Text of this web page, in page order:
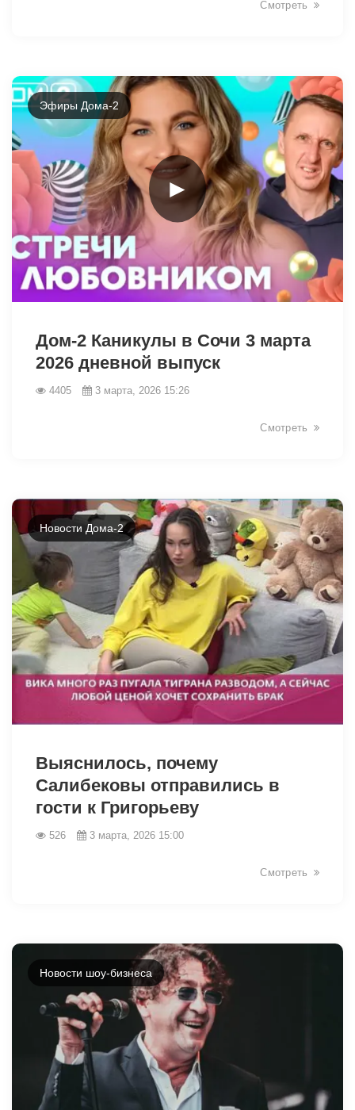
Смотреть
►
Эфиры Дома-2
Дом-2 Каникулы в Сочи 3 марта
2026 дневной выпуск
4405 3 марта, 2026 15:26
Смотреть
Новости Дома-2
Выяснилось, почему
Салибековы отправились в
гости к Григорьеву
526 3 марта, 2026 15:00
Смотреть
Новости шоу-бизнеса